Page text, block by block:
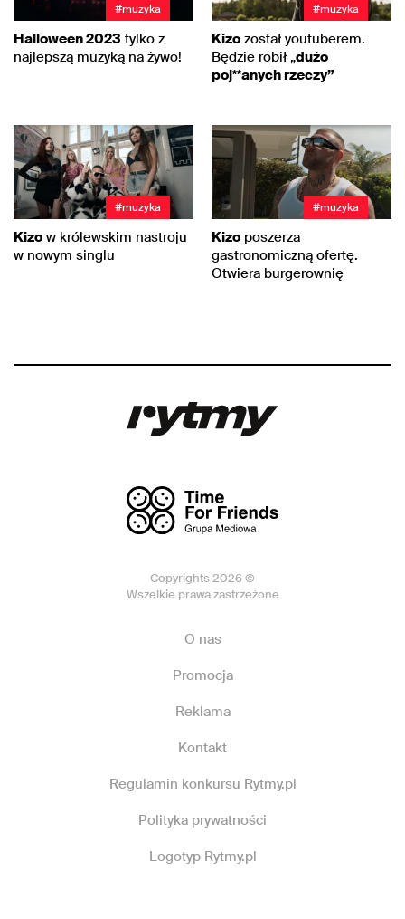
#muzyka
Halloween 2023 tylko z
najlepszą muzyką na żywo!
#muzyka
Kizo został youtuberem.
Będzie robił „dużo
poj**anych rzeczy”
#muzyka
Kizo w królewskim nastroju
w nowym singlu
#muzyka
Kizo poszerza
gastronomiczną ofertę.
Otwiera burgerownię
Copyrights 2026 ©
Wszelkie prawa zastrzeżone
O nas
Promocja
Reklama
Kontakt
Regulamin konkursu Rytmy.pl
Polityka prywatności
Logotyp Rytmy.pl